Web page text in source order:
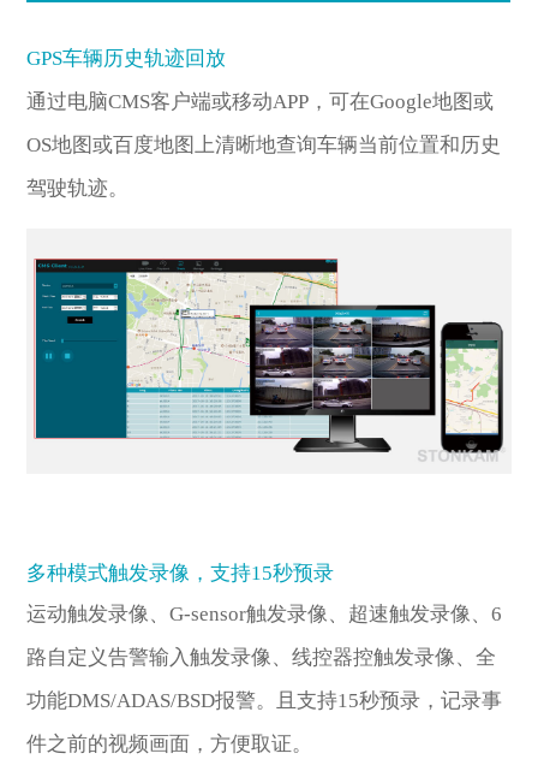
GPS车辆历史轨迹回放
通过电脑CMS客户端或移动APP，可在Google地图或
OS地图或百度地图上清晰地查询车辆当前位置和历史
驾驶轨迹。
多种模式触发录像，支持15秒预录
运动触发录像、G-sensor触发录像、超速触发录像、6
路自定义告警输入触发录像、线控器控触发录像、全
功能DMS/ADAS/BSD报警。且支持15秒预录，记录事
件之前的视频画面，方便取证。